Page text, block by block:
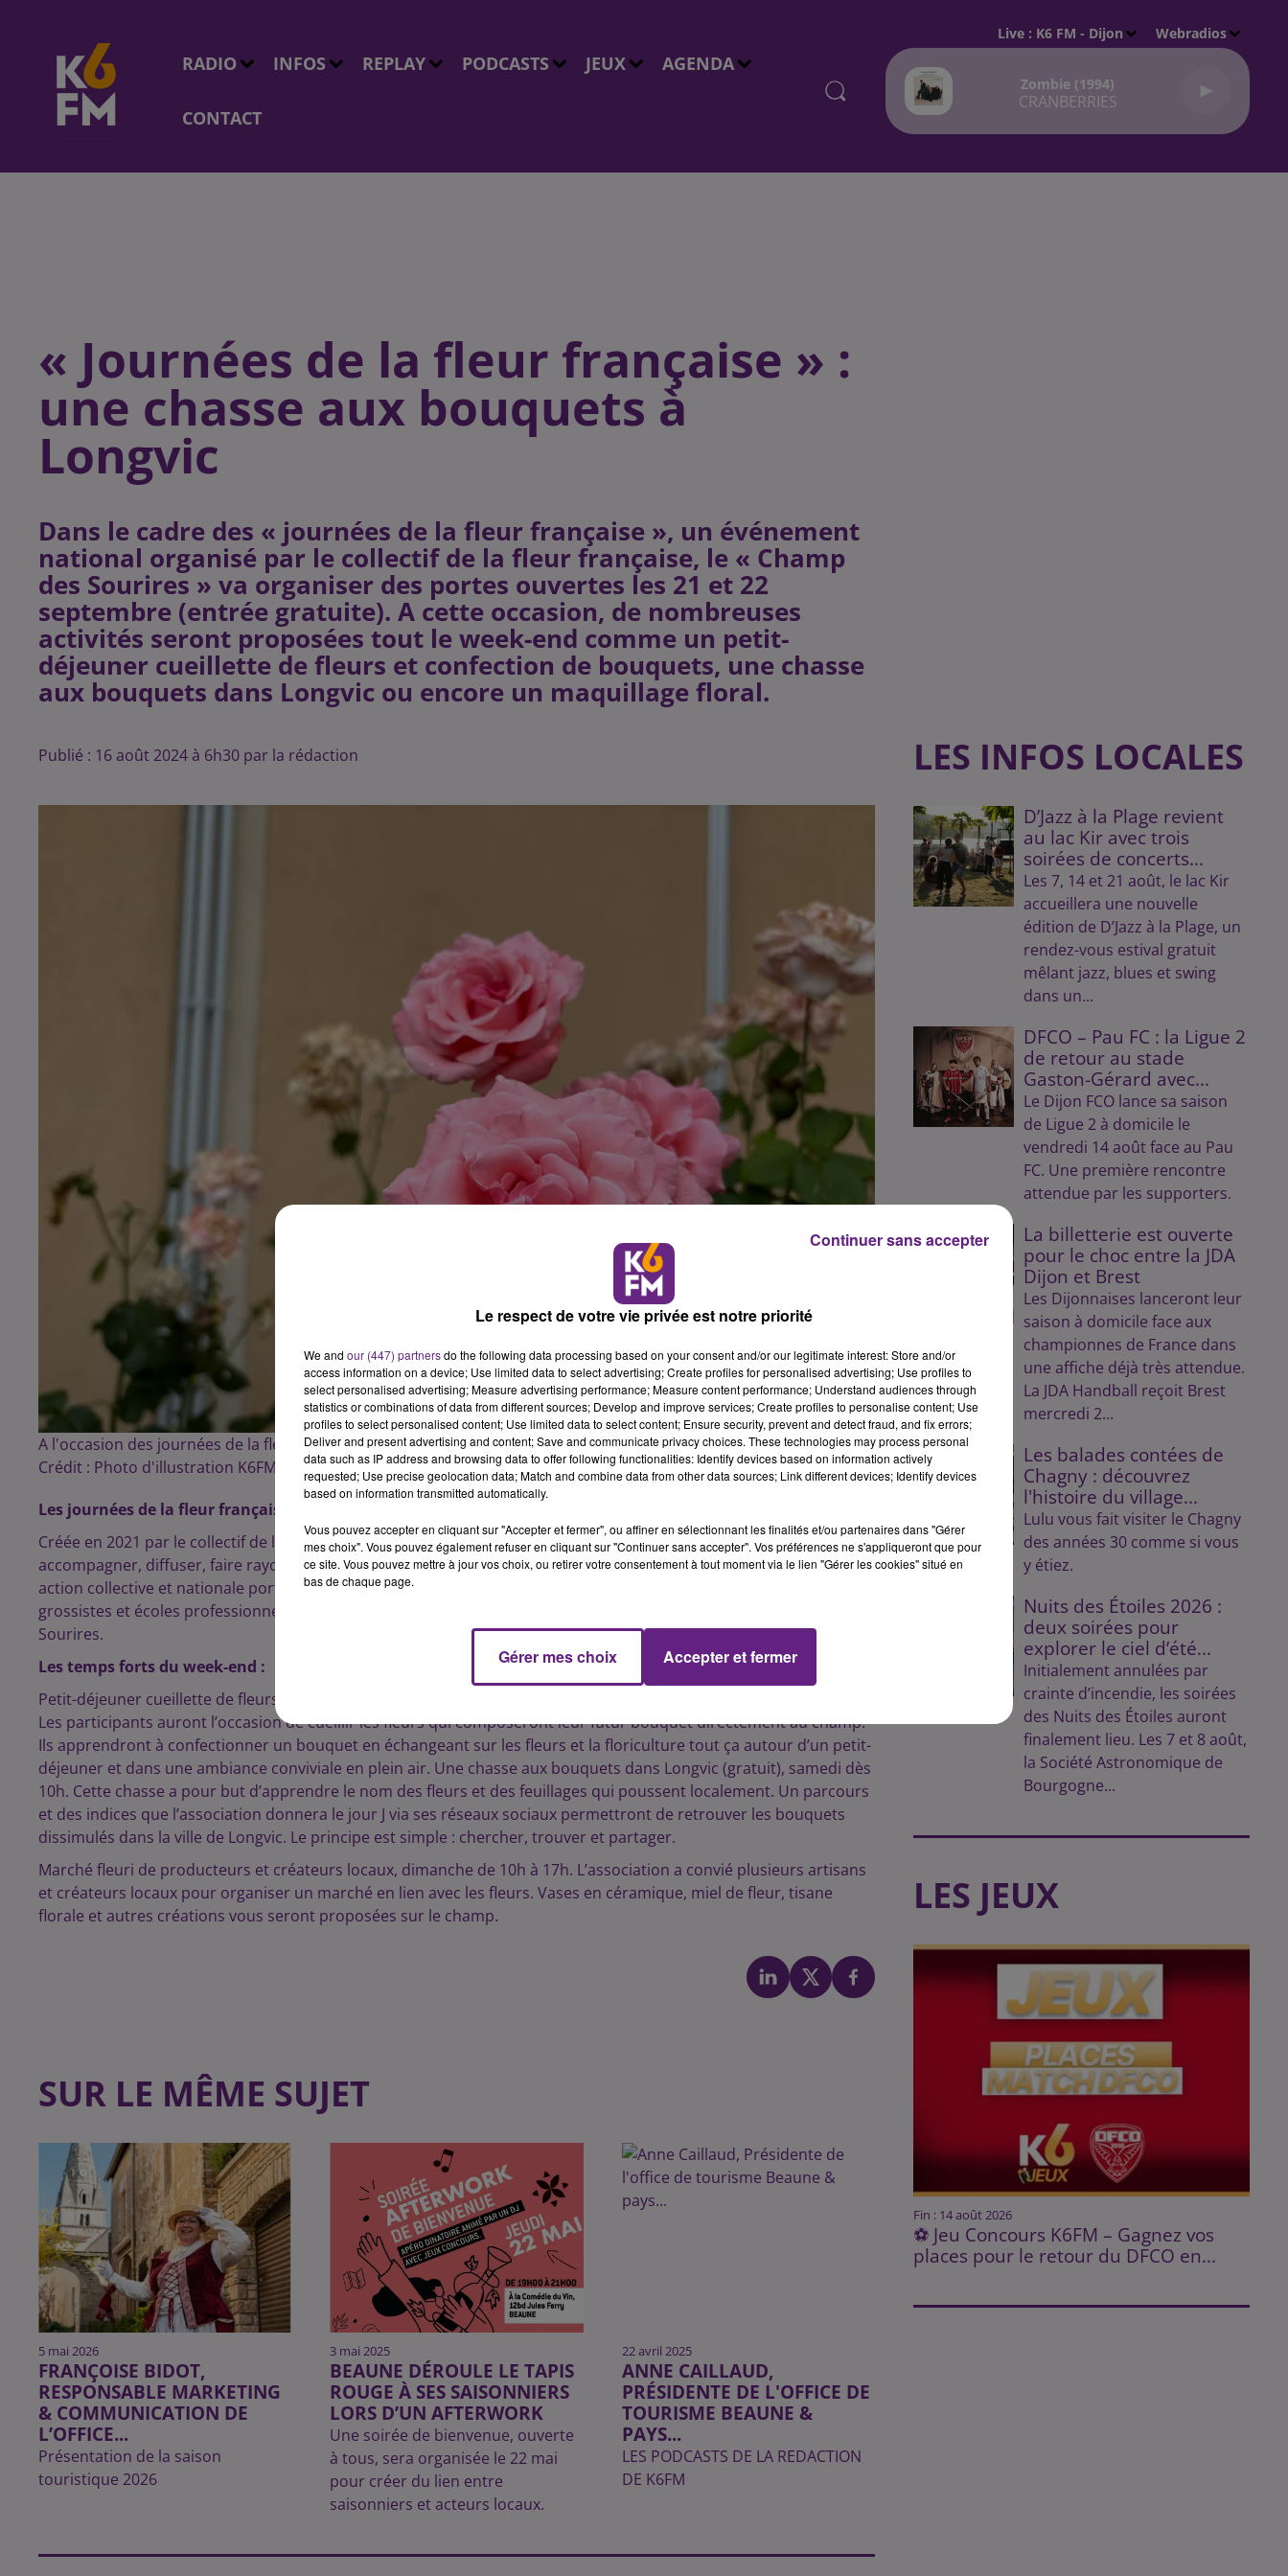
RADIO INFOS REPLAY PODCASTS JEUX AGENDA
CONTACT
Live : K6 FM - Dijon Webradios
Zombie (1994)
CRANBERRIES
« Journées de la fleur française » :
une chasse aux bouquets à
Longvic
Dans le cadre des « journées de la fleur française », un événement
national organisé par le collectif de la fleur française, le « Champ
des Sourires » va organiser des portes ouvertes les 21 et 22
septembre (entrée gratuite). A cette occasion, de nombreuses
activités seront proposées tout le week-end comme un petit-
déjeuner cueillette de fleurs et confection de bouquets, une chasse
aux bouquets dans Longvic ou encore un maquillage floral.
Publié : 16 août 2024 à 6h30 par la rédaction
A l'occasion des journées de la fleur française, des portes ouvertes seront organisées à Longvic
Crédit : Photo d'illustration K6FM
Les journées de la fleur française, 4eme édition
Créée en 2021 par le collectif de la fleur française, ces journées uniques ont pour objectif de fédérer, informer,
accompagner, diffuser, faire rayonner, décloisonner et surtout fêter la fleur française, locale et de saison ! Une
action collective et nationale portée par le Collectif de la Fleur et ses 650 adhérents (horticulteurs, fleuristes,
grossistes et écoles professionnelles d’horticulture et de fleuriste) sur tout le territoire français dont Le Champ des
Sourires.
Les temps forts du week-end :
Petit-déjeuner cueillette de fleurs et confection de bouquet (sur inscription, 25€ + adhésion), samedi de 9h30 à 11h
Les participants auront l’occasion de cueillir les fleurs qui composeront leur futur bouquet directement au champ.
Ils apprendront à confectionner un bouquet en échangeant sur les fleurs et la floriculture tout ça autour d’un petit-
déjeuner et dans une ambiance conviviale en plein air. Une chasse aux bouquets dans Longvic (gratuit), samedi dès
10h. Cette chasse a pour but d’apprendre le nom des fleurs et des feuillages qui poussent localement. Un parcours
et des indices que l’association donnera le jour J via ses réseaux sociaux permettront de retrouver les bouquets
dissimulés dans la ville de Longvic. Le principe est simple : chercher, trouver et partager.
Marché fleuri de producteurs et créateurs locaux, dimanche de 10h à 17h. L’association a convié plusieurs artisans
et créateurs locaux pour organiser un marché en lien avec les fleurs. Vases en céramique, miel de fleur, tisane
florale et autres créations vous seront proposées sur le champ.
SUR LE MÊME SUJET
5 mai 2026
FRANÇOISE BIDOT,
RESPONSABLE MARKETING
& COMMUNICATION DE
L’OFFICE...
Présentation de la saison
touristique 2026
3 mai 2025
BEAUNE DÉROULE LE TAPIS
ROUGE À SES SAISONNIERS
LORS D’UN AFTERWORK
Une soirée de bienvenue, ouverte
à tous, sera organisée le 22 mai
pour créer du lien entre
saisonniers et acteurs locaux.
22 avril 2025
ANNE CAILLAUD,
PRÉSIDENTE DE L'OFFICE DE
TOURISME BEAUNE &
PAYS...
LES PODCASTS DE LA REDACTION
DE K6FM
LES INFOS LOCALES
D’Jazz à la Plage revient
au lac Kir avec trois
soirées de concerts...
Les 7, 14 et 21 août, le lac Kir
accueillera une nouvelle
édition de D’Jazz à la Plage, un
rendez-vous estival gratuit
mêlant jazz, blues et swing
dans un...
DFCO – Pau FC : la Ligue 2
de retour au stade
Gaston-Gérard avec...
Le Dijon FCO lance sa saison
de Ligue 2 à domicile le
vendredi 14 août face au Pau
FC. Une première rencontre
attendue par les supporters.
La billetterie est ouverte
pour le choc entre la JDA
Dijon et Brest
Les Dijonnaises lanceront leur
saison à domicile face aux
championnes de France dans
une affiche déjà très attendue.
La JDA Handball reçoit Brest
mercredi 2...
Les balades contées de
Chagny : découvrez
l'histoire du village...
Lulu vous fait visiter le Chagny
des années 30 comme si vous
y étiez.
Nuits des Étoiles 2026 :
deux soirées pour
explorer le ciel d’été...
Initialement annulées par
crainte d’incendie, les soirées
des Nuits des Étoiles auront
finalement lieu. Les 7 et 8 août,
la Société Astronomique de
Bourgogne...
LES JEUX
Fin : 14 août 2026
⚽ Jeu Concours K6FM – Gagnez vos
places pour le retour du DFCO en...
Le respect de votre vie privée est notre priorité
We and our (447) partnersdo the following data processing based on your consent and/or our legitimate interest: Store and/or
access information on a device; Use limited data to select advertising; Create profiles for personalised advertising; Use profiles to
select personalised advertising; Measure advertising performance; Measure content performance; Understand audiences through
statistics or combinations of data from different sources; Develop and improve services; Create profiles to personalise content; Use
profiles to select personalised content; Use limited data to select content; Ensure security, prevent and detect fraud, and fix errors;
Deliver and present advertising and content; Save and communicate privacy choices. These technologies may process personal
data such as IP address and browsing data to offer following functionalities: Identify devices based on information actively
requested; Use precise geolocation data; Match and combine data from other data sources; Link different devices; Identify devices
based on information transmitted automatically.
Vous pouvez accepter en cliquant sur "Accepter et fermer", ou affiner en sélectionnant les finalités et/ou partenaires dans "Gérer
mes choix". Vous pouvez également refuser en cliquant sur "Continuer sans accepter". Vos préférences ne s'appliqueront que pour
ce site. Vous pouvez mettre à jour vos choix, ou retirer votre consentement à tout moment via le lien "Gérer les cookies" situé en
bas de chaque page.
Gérer mes choix Accepter et fermer
Continuer sans accepter